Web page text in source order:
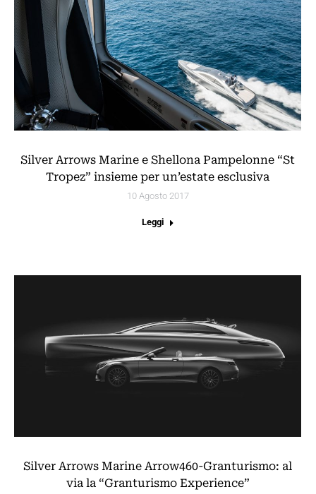
Silver Arrows Marine e Shellona Pampelonne “St
Tropez” insieme per un’estate esclusiva
10 Agosto 2017
Leggi
Silver Arrows Marine Arrow460-Granturismo: al
via la “Granturismo Experience”